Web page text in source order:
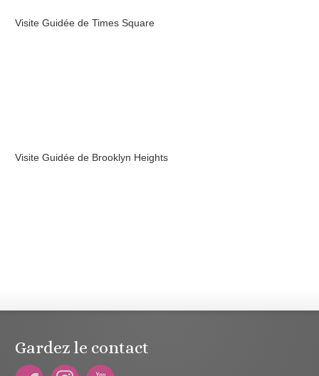
Visite Guidée de Times Square
Visite Guidée de Brooklyn Heights
Gardez le contact